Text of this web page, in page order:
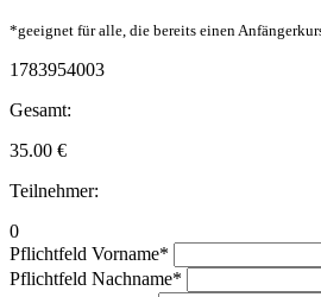
*geeignet für alle, die bereits einen
1783954003
Gesamt:
35.00 €
Teilnehmer:
0
Pflichtfeld Vorname*
Pflichtfeld Nachname*